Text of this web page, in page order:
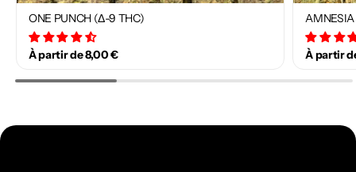
ONE PUNCH (Δ-9 THC)
À partir de 8,00 € À partir